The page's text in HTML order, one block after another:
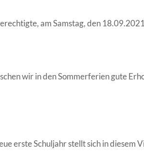
am Samstag, den
wir in den Sommerferien gute
erste Schuljahr stellt sich in diesem